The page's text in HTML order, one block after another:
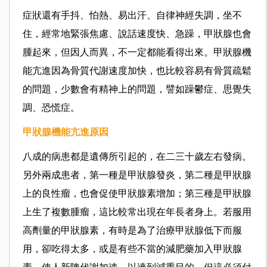
症狀還有手抖、怕熱、易出汗、自律神經失調，坐不
住，經常地緊張焦慮、說話速度快、急躁，甲狀腺也會
腫起來，但因人而異，不一定都能看得出來。 甲狀腺機
能亢進因為骨質代謝速度加快，也比較容易有骨質疏鬆
的問題，少數會有精神上的問題，譬如躁鬱症、思覺失
調、恐慌症。
甲狀腺機能亢進原因
八成的病患都是遺傳所引起的，在二三十歲左右發病。
另外兩成患者，第一種是甲狀腺發炎，第二種是甲狀腺
上的良性瘤，也會促使甲狀腺素增加；第三種是甲狀腺
上生了複數腫瘤，這比較常出現在年長者身上。若服用
高劑量的甲狀腺素，有時是為了治療甲狀腺低下而服
用，卻吃得太多，或是有些不當的減肥藥加入甲狀腺